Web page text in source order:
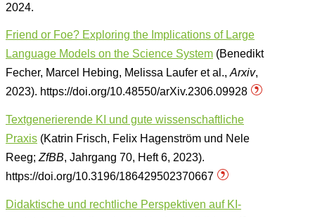
2024.
Friend or Foe? Exploring the Implications of Large
Language Models on the Science System (Benedikt
Fecher, Marcel Hebing, Melissa Laufer et al.,Arxiv,
2023). https://doi.org/10.48550/arXiv.2306.09928
Textgenerierende KI und gute wissenschaftliche
Praxis (Katrin Frisch, Felix Hagenström und Nele
Reeg; ZfBB, Jahrgang 70, Heft 6, 2023).
https://doi.org/10.3196/186429502370667
Didaktische und rechtliche Perspektiven auf KI-